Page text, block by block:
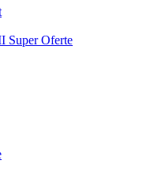
Super Oferte